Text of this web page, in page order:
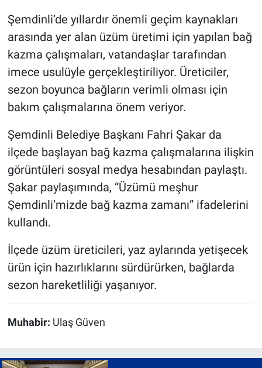
Şemdinli’de yıllardır önemli geçim kaynakları
arasında yer alan üzüm üretimi için yapılan bağ
kazma çalışmaları, vatandaşlar tarafından
imece usulüyle gerçekleştiriliyor. Üreticiler,
sezon boyunca bağların verimli olması için
bakım çalışmalarına önem veriyor.
Şemdinli Belediye Başkanı Fahri Şakar da
ilçede başlayan bağ kazma çalışmalarına ilişkin
görüntüleri sosyal medya hesabından paylaştı.
Şakar paylaşımında, “Üzümü meşhur
Şemdinli’mizde bağ kazma zamanı” ifadelerini
kullandı.
İlçede üzüm üreticileri, yaz aylarında yetişecek
ürün için hazırlıklarını sürdürürken, bağlarda
sezon hareketliliği yaşanıyor.
Muhabir: Ulaş Güven